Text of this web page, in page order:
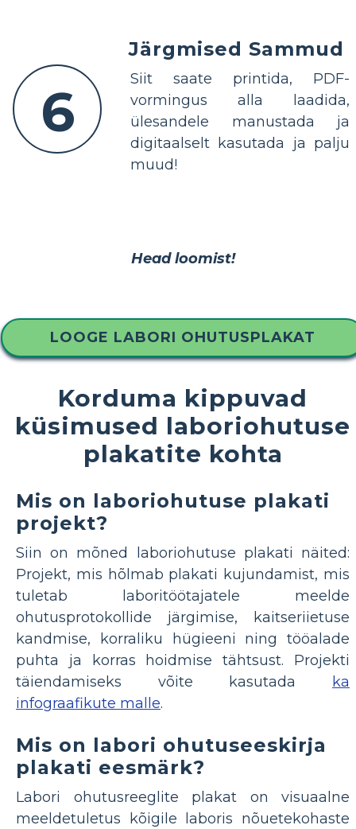
6
Järgmised Sammud
Siit saate printida, PDF-
vormingus alla laadida,
ülesandele manustada ja
digitaalselt kasutada ja palju
muud!
Head loomist!
LOOGE LABORI OHUTUSPLAKAT
Korduma kippuvad
küsimused laboriohutuse
plakatite kohta
Mis on laboriohutuse plakati
projekt?
Siin on mõned laboriohutuse plakati näited:
Projekt, mis hõlmab plakati kujundamist, mis
tuletab laboritöötajatele meelde
ohutusprotokollide järgimise, kaitseriietuse
kandmise, korraliku hügieeni ning tööalade
puhta ja korras hoidmise tähtsust. Projekti
täiendamiseks võite kasutada
ka
infograafikute malle.
Mis on labori ohutuseeskirja
plakati eesmärk?
Labori ohutusreeglite plakat on visuaalne
meeldetuletus kõigile laboris nõuetekohaste